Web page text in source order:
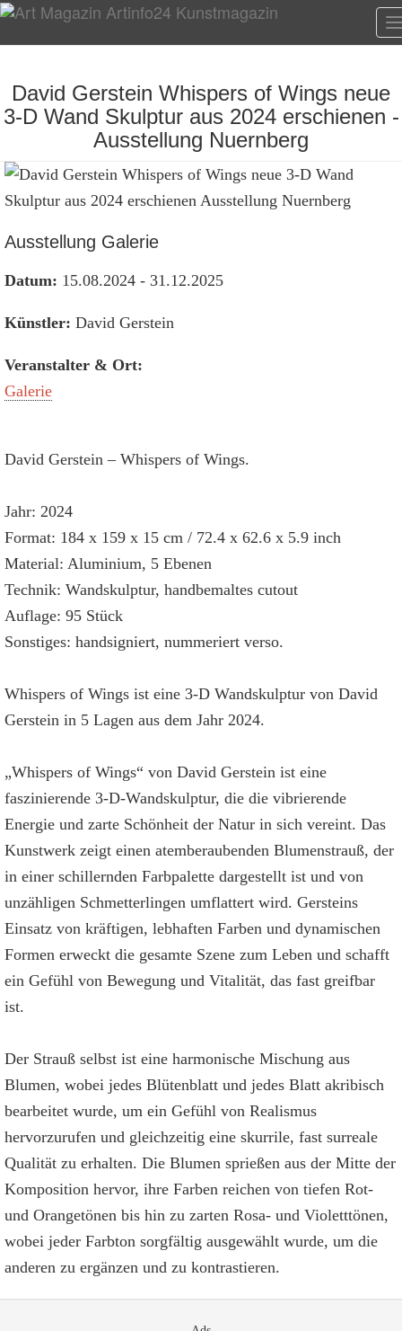
David Gerstein Whispers of Wings neue
3-D Wand Skulptur aus 2024 erschienen -
Ausstellung Nuernberg
Ausstellung Galerie
Datum: 15.08.2024 - 31.12.2025
Künstler: David Gerstein
Veranstalter & Ort:
Galerie
David Gerstein – Whispers of Wings.
Jahr: 2024
Format: 184 x 159 x 15 cm / 72.4 x 62.6 x 5.9 inch
Material: Aluminium, 5 Ebenen
Technik: Wandskulptur, handbemaltes cutout
Auflage: 95 Stück
Sonstiges: handsigniert, nummeriert verso.
Whispers of Wings ist eine 3-D Wandskulptur von David
Gerstein in 5 Lagen aus dem Jahr 2024.
„Whispers of Wings“ von David Gerstein ist eine
faszinierende 3-D-Wandskulptur, die die vibrierende
Energie und zarte Schönheit der Natur in sich vereint. Das
Kunstwerk zeigt einen atemberaubenden Blumenstrauß, der
in einer schillernden Farbpalette dargestellt ist und von
unzähligen Schmetterlingen umflattert wird. Gersteins
Einsatz von kräftigen, lebhaften Farben und dynamischen
Formen erweckt die gesamte Szene zum Leben und schafft
ein Gefühl von Bewegung und Vitalität, das fast greifbar
ist.
Der Strauß selbst ist eine harmonische Mischung aus
Blumen, wobei jedes Blütenblatt und jedes Blatt akribisch
bearbeitet wurde, um ein Gefühl von Realismus
hervorzurufen und gleichzeitig eine skurrile, fast surreale
Qualität zu erhalten. Die Blumen sprießen aus der Mitte der
Komposition hervor, ihre Farben reichen von tiefen Rot-
und Orangetönen bis hin zu zarten Rosa- und Violetttönen,
wobei jeder Farbton sorgfältig ausgewählt wurde, um die
anderen zu ergänzen und zu kontrastieren.